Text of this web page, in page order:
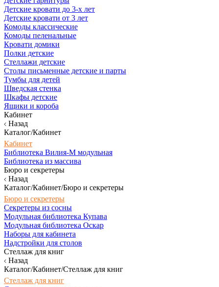
Детские кровати до 3-х лет
Детские кровати от 3 лет
Комоды классические
Комоды пеленальные
Кровати домики
Полки детские
Стеллажи детские
Столы письменные детские и парты
Тумбы для детей
Шведская стенка
Шкафы детские
Ящики и короба
Кабинет
Назад
Каталог/Кабинет
Кабинет
Библиотека Вилия-М модульная
Библиотека из массива
Бюро и секретеры
Назад
Каталог/Кабинет/Бюро и секретеры
Бюро и секретеры
Секретеры из сосны
Модульная библиотека Купава
Модульная библиотека Оскар
Наборы для кабинета
Надстройки для столов
Стеллаж для книг
Назад
Каталог/Кабинет/Стеллаж для книг
Стеллаж для книг